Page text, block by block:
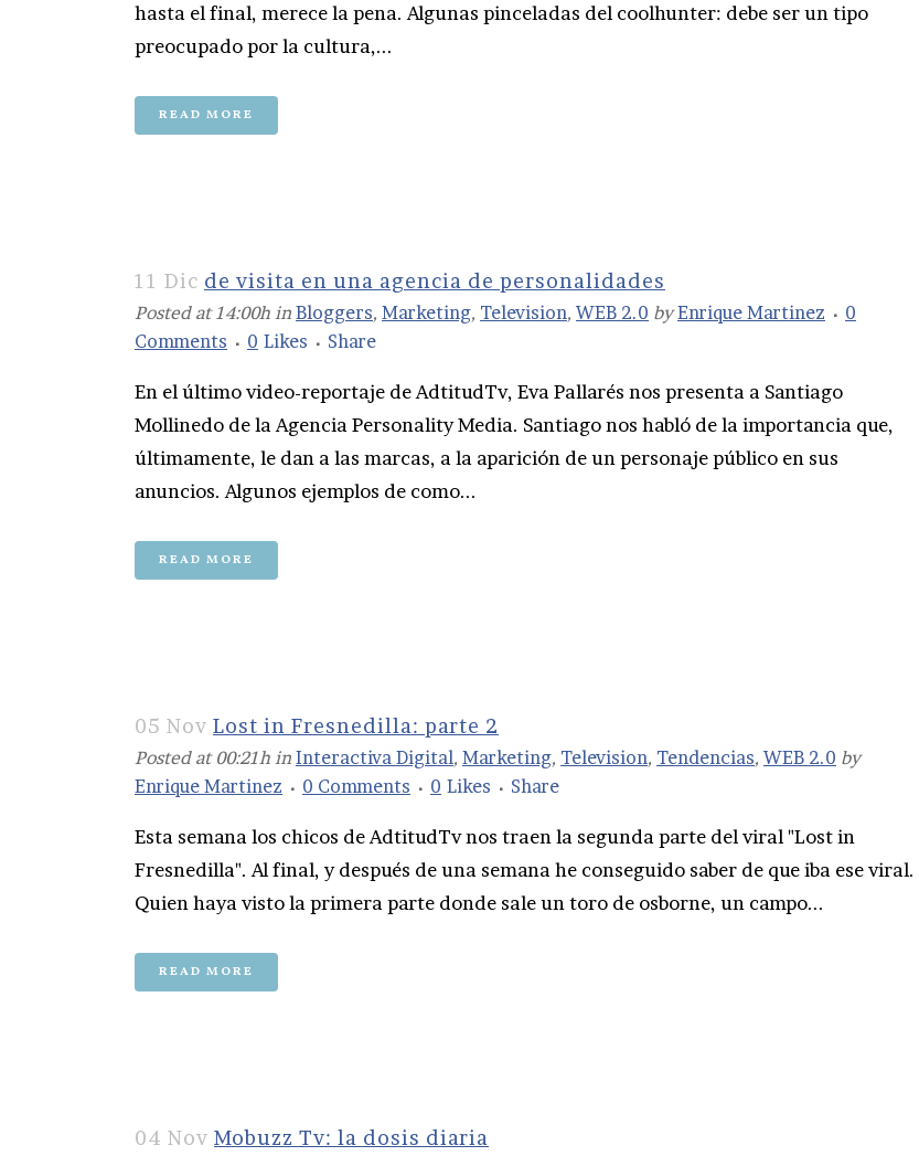
hasta el final, merece la pena. Algunas pinceladas del coolhunter: debe ser un tipo
preocupado por la cultura,...
READ MORE
11 Dic de visita en una agencia de personalidades
Posted at 14:00h in Bloggers, Marketing, Television, WEB 2.0 byEnrique Martinez
0
Comments
0 Likes Share
En el último video-reportaje de AdtitudTv, Eva Pallarés nos presenta a Santiago
Mollinedo de la Agencia Personality Media. Santiago nos habló de la importancia que,
últimamente, le dan a las marcas, a la aparición de un personaje público en sus
anuncios. Algunos ejemplos de como...
READ MORE
05 Nov Lost in Fresnedilla: parte 2
Posted at 00:21h in Interactiva Digital, Marketing, Television, Tendencias, WEB 2.0 by
Enrique Martinez
0 Comments 0 Likes Share
Esta semana los chicos de AdtitudTv nos traen la segunda parte del viral "Lost in
Fresnedilla". Al final, y después de una semana he conseguido saber de que iba ese viral.
Quien haya visto la primera parte donde sale un toro de osborne, un campo...
READ MORE
04 Nov Mobuzz Tv: la dosis diaria